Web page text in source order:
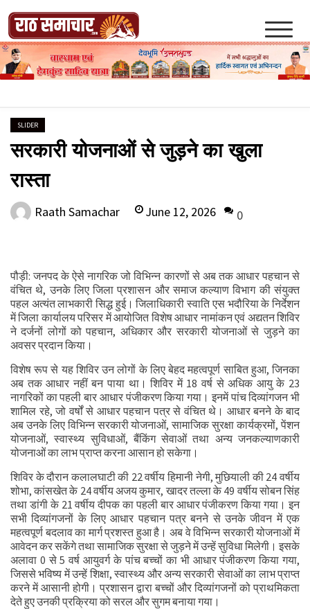
content
Raath Samachar
SLIDER
सरकारी योजनाओं से जुड़ने का खुला
रास्ता
Raath Samachar June 12, 2026 0
पौड़ी: जनपद के ऐसे नागरिक जो विभिन्न कारणों से अब तक आधार पहचान से
वंचित थे, उनके लिए जिला प्रशासन और समाज कल्याण विभाग की संयुक्त
पहल अत्यंत लाभकारी सिद्ध हुई। जिलाधिकारी स्वाति एस भदौरिया के निर्देशन
में जिला कार्यालय परिसर में आयोजित विशेष आधार नामांकन एवं अद्यतन शिविर
ने दर्जनों लोगों को पहचान, अधिकार और सरकारी योजनाओं से जुड़ने का
अवसर प्रदान किया।
विशेष रूप से यह शिविर उन लोगों के लिए बेहद महत्वपूर्ण साबित हुआ, जिनका
अब तक आधार नहीं बन पाया था। शिविर में 18 वर्ष से अधिक आयु के 23
नागरिकों का पहली बार आधार पंजीकरण किया गया। इनमें पांच दिव्यांगजन भी
शामिल रहे, जो वर्षों से आधार पहचान पत्र से वंचित थे। आधार बनने के बाद
अब उनके लिए विभिन्न सरकारी योजनाओं, सामाजिक सुरक्षा कार्यक्रमों, पेंशन
योजनाओं, स्वास्थ्य सुविधाओं, बैंकिंग सेवाओं तथा अन्य जनकल्याणकारी
योजनाओं का लाभ प्राप्त करना आसान हो सकेगा।
शिविर के दौरान कलालघाटी की 22 वर्षीय हिमानी नेगी, मुछियाली की 24 वर्षीय
शोभा, कांसखेत के 24 वर्षीय अजय कुमार, खादर तल्ला के 49 वर्षीय सोबन सिंह
तथा डांगी के 21 वर्षीय दीपक का पहली बार आधार पंजीकरण किया गया। इन
सभी दिव्यांगजनों के लिए आधार पहचान पत्र बनने से उनके जीवन में एक
महत्वपूर्ण बदलाव का मार्ग प्रशस्त हुआ है। अब वे विभिन्न सरकारी योजनाओं में
आवेदन कर सकेंगे तथा सामाजिक सुरक्षा से जुड़ने में उन्हें सुविधा मिलेगी। इसके
अलावा 0 से 5 वर्ष आयुवर्ग के पांच बच्चों का भी आधार पंजीकरण किया गया,
जिससे भविष्य में उन्हें शिक्षा, स्वास्थ्य और अन्य सरकारी सेवाओं का लाभ प्राप्त
करने में आसानी होगी। प्रशासन द्वारा बच्चों और दिव्यांगजनों को प्राथमिकता
देते हुए उनकी प्रक्रिया को सरल और सुगम बनाया गया।